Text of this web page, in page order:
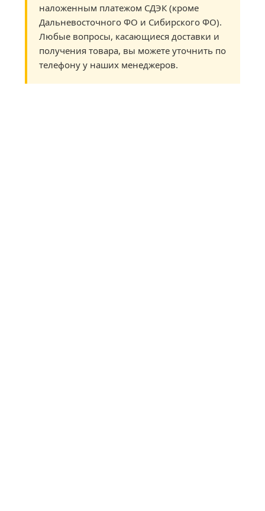
наложенным платежом СДЭК (кроме
Дальневосточного ФО и Сибирского ФО).
Любые вопросы, касающиеся доставки и
получения товара, вы можете уточнить по
телефону у наших менеджеров.